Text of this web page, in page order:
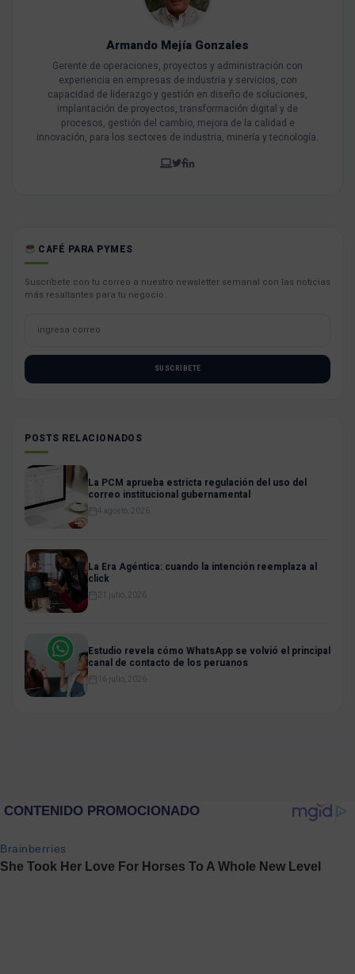
Armando Mejía Gonzales
Gerente de operaciones, proyectos y administración con
experiencia en empresas de industria y servicios, con
capacidad de liderazgo y gestión en diseño de soluciones,
implantación de proyectos, transformación digital y de
procesos, gestión del cambio, mejora de la calidad e
innovación, para los sectores de industria, minería y tecnología.
CAFÉ PARA PYMES
Suscríbete con tu correo a nuestro newsletter semanal con las noticias
más resaltantes para tu negocio.
SUSCRÍBETE
POSTS RELACIONADOS
La PCM aprueba estricta regulación del uso del
correo institucional gubernamental
4 agosto, 2026
La Era Agéntica: cuando la intención reemplaza al
click
21 julio, 2026
Estudio revela cómo WhatsApp se volvió el principal
canal de contacto de los peruanos
16 julio, 2026